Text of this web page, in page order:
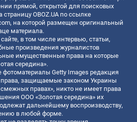
прямой, открытой для поисковых
OBOZ.UA по ссылке
, на которой размещен оригинальный
материала.
в том числе интервью, статьи,
произведения журналистов
имущественные права на которые
середина».
фотоматериалы Getty Images редакция
защищаемые законом Украины
смежных правах», никто не имеет права
ООО «Золотая середина» их
дальнейшему воспроизводству,
в любой форме.